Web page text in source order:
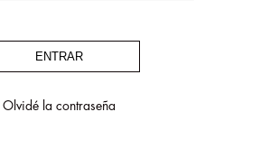
ENTRAR
Olvidé la contraseña